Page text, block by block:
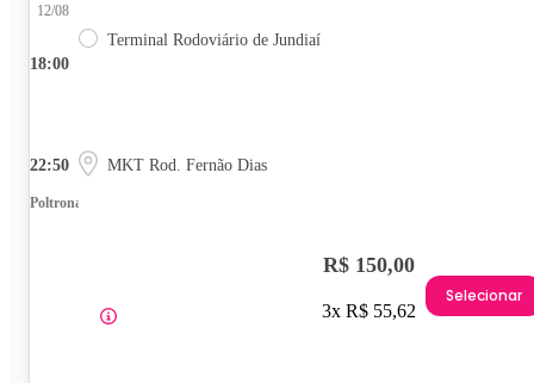
18:00
12/08
Terminal Rodoviário de Jundiaí
22:50 MKT Rod. Fernão Dias
Poltrona
R$ 150,00
3x R$ 55,62
Selecionar